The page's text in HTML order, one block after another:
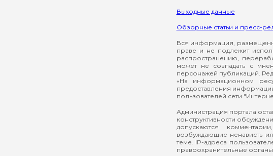
Выходные данные
Обзорные статьи и пресс-
Вся информация,
праве и не подлежит
распространению,
может не совпадать с
персонажей публикаций.
«На информационном
предоставления
пользователей сети
Администрация портала
конструктивности
допускаются
возбуждающие ненависть
теме. IP-адреса
правоохранительные органы.